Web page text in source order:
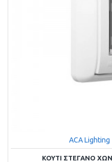
ACA Lighting
ΚΟΥΤΙ ΣΤΕΓΑΝΟ